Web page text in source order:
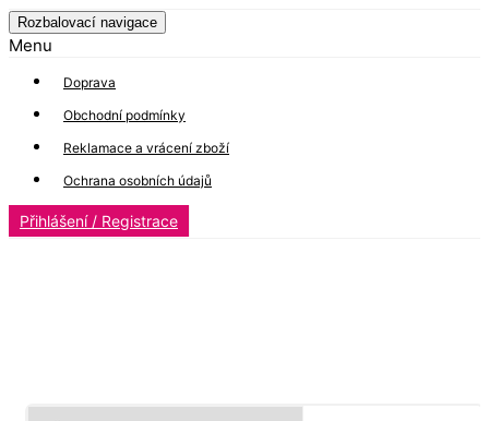
Rozbalovací navigace
Menu
Doprava
Obchodní podmínky
Reklamace a vrácení zboží
Ochrana osobních údajů
Přihlášení / Registrace